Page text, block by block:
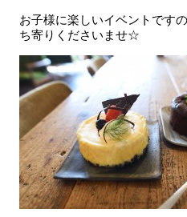
お子様に楽しいイベントです
ち寄りくださいませ☆